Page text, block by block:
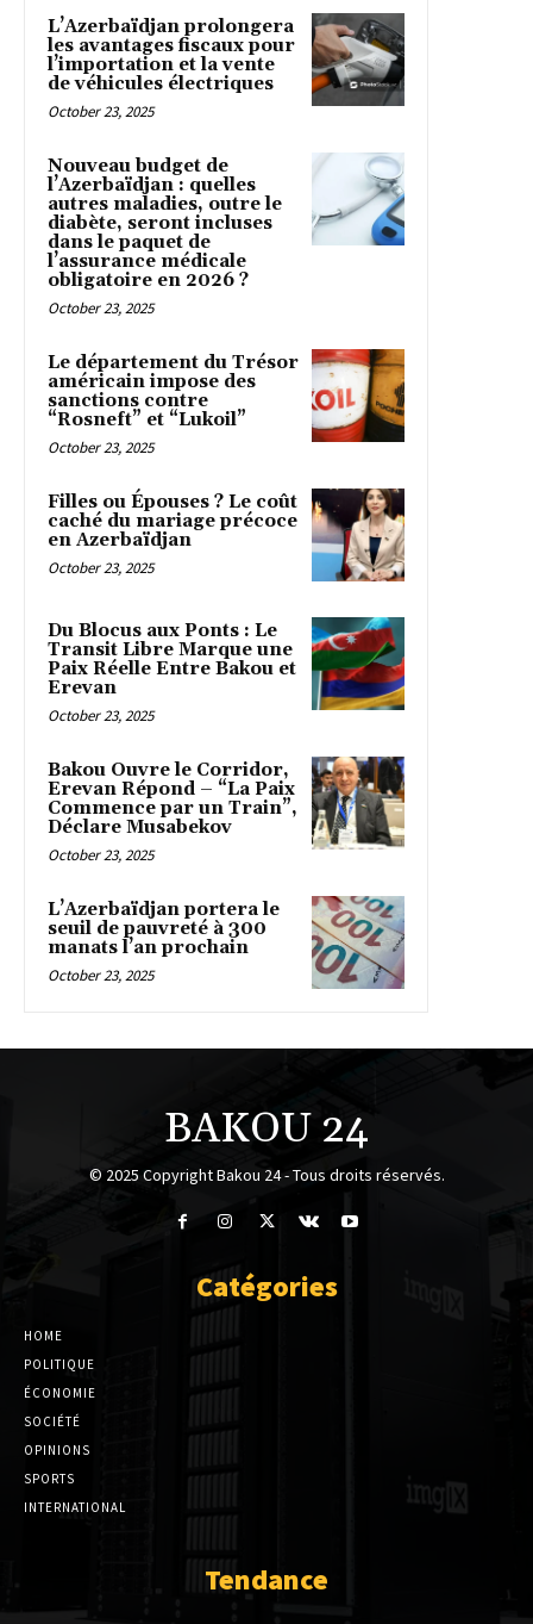
L’Azerbaïdjan prolongera
les avantages fiscaux pour
l’importation et la vente
de véhicules électriques
October 23, 2025
Nouveau budget de
l’Azerbaïdjan : quelles
autres maladies, outre le
diabète, seront incluses
dans le paquet de
l’assurance médicale
obligatoire en 2026 ?
October 23, 2025
Le département du Trésor
américain impose des
sanctions contre
“Rosneft” et “Lukoil”
October 23, 2025
Filles ou Épouses ? Le coût
caché du mariage précoce
en Azerbaïdjan
October 23, 2025
Du Blocus aux Ponts : Le
Transit Libre Marque une
Paix Réelle Entre Bakou et
Erevan
October 23, 2025
Bakou Ouvre le Corridor,
Erevan Répond – “La Paix
Commence par un Train”,
Déclare Musabekov
October 23, 2025
L’Azerbaïdjan portera le
seuil de pauvreté à 300
manats l’an prochain
October 23, 2025
BAKOU 24
© 2025 Copyright Bakou 24 - Tous droits réservés.
Catégories
HOME
POLITIQUE
ÉCONOMIE
SOCIÉTÉ
OPINIONS
SPORTS
INTERNATIONAL
Tendance